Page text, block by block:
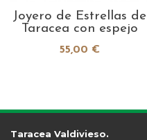
Joyero de Estrellas de
Taracea con espejo
55,00 €
Taracea Valdivieso.